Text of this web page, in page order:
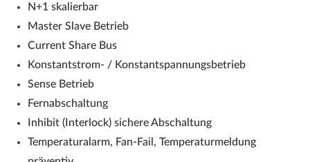
N+1 skalierbar
Master Slave Betrieb
Current Share Bus
Konstantstrom- / Konstantspannungsbetrieb
Sense Betrieb
Fernabschaltung
Inhibit (Interlock) sichere Abschaltung
Temperaturalarm, Fan-Fail, Temperaturmeldung